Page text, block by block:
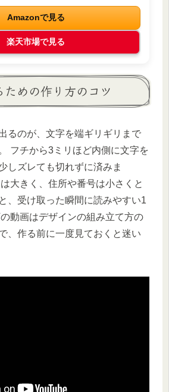
Amazonで見る
楽天市場で見る
ための作り方のコツ
るのが、文字を端ギリギリまで
フチから3ミリほど内側に文字を
しズレても切れずに済みま
大きく、住所や番号は小さくと
、受け取った瞬間に読みやすい1
動画はデザインの組み立て方の
、作る前に一度見ておくと迷い